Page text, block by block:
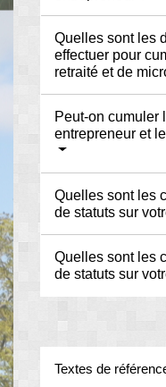
Quelles sont les
effectuer pour
retraité et de
Peut-on cumuler
entrepreneur et
Quelles sont les
de statuts sur
Quelles sont les
de statuts sur
Textes de